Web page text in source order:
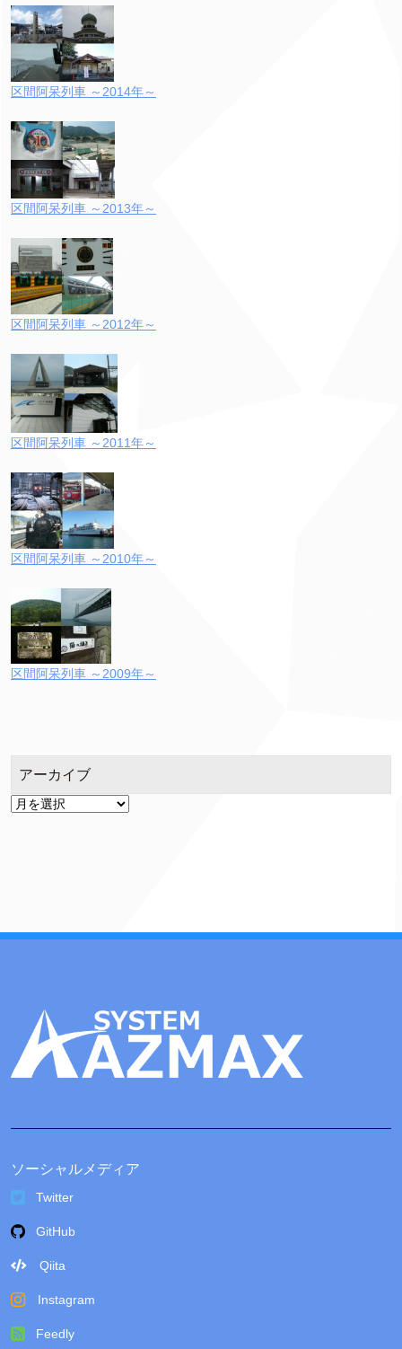
区間阿呆列車 ～2014年～
区間阿呆列車 ～2013年～
区間阿呆列車 ～2012年～
区間阿呆列車 ～2011年～
区間阿呆列車 ～2010年～
区間阿呆列車 ～2009年～
アーカイブ
ア
ソーシャルメディア
Twitter
GitHub
Qiita
Instagram
Feedly